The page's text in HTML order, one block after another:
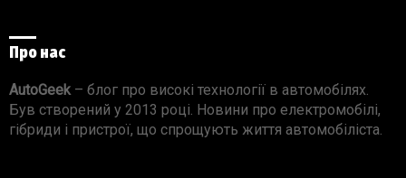
Про нас
AutoGeek – блог про високі технології в автомобілях.
Був створений у 2013 році. Новини про електромобілі,
гібриди і пристрої, що спрощують життя автомобіліста.